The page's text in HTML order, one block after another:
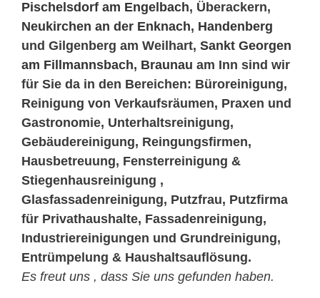
Pischelsdorf am Engelbach, Überackern,
Neukirchen an der Enknach, Handenberg
und Gilgenberg am Weilhart, Sankt Georgen
am Fillmannsbach, Braunau am Inn sind wir
für Sie da in den Bereichen: Büroreinigung,
Reinigung von Verkaufsräumen, Praxen und
Gastronomie, Unterhaltsreinigung,
Gebäudereinigung, Reingungsfirmen,
Hausbetreuung, Fensterreinigung &
Stiegenhausreinigung ,
Glasfassadenreinigung, Putzfrau, Putzfirma
für Privathaushalte, Fassadenreinigung,
Industriereinigungen und Grundreinigung,
Entrümpelung & Haushaltsauflösung.
Es freut uns , dass Sie uns gefunden haben.